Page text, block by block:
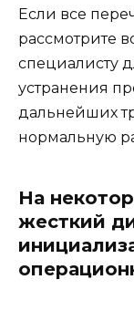
Если все
рассмотрите
специалисту
устранения
дальнейших
нормальную
На
жесткий